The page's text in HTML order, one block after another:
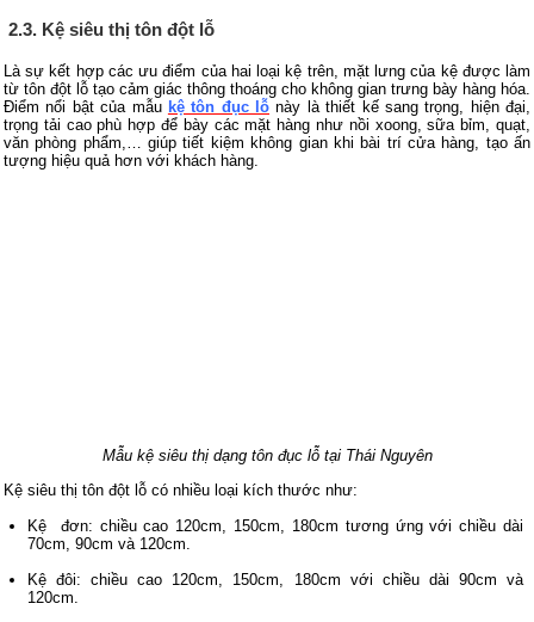
2.3. Kệ siêu thị tôn đột lỗ
Là sự kết hợp các ưu điểm của hai loại kệ trên, mặt lưng của kệ được làm
từ tôn đột lỗ tạo cảm giác thông thoáng cho không gian trưng bày hàng hóa.
Điểm nổi bật của mẫu kệ tôn đục lỗ này là thiết kế sang trọng, hiện đại,
trọng tải cao phù hợp để bày các mặt hàng như nồi xoong, sữa bỉm, quạt,
văn phòng phẩm,… giúp tiết kiệm không gian khi bài trí cửa hàng, tạo ấn
tượng hiệu quả hơn với khách hàng.
Mẫu kệ siêu thị dạng tôn đục lỗ tại Thái Nguyên
Kệ siêu thị tôn đột lỗ có nhiều loại kích thước như:
Kệ đơn: chiều cao 120cm, 150cm, 180cm tương ứng với chiều dài
70cm, 90cm và 120cm.
Kệ đôi: chiều cao 120cm, 150cm, 180cm với chiều dài 90cm và
120cm.